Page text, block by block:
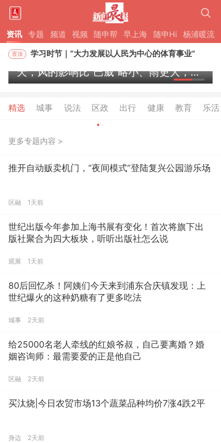
资讯 专题 频道 视频 随申帮 早上海 随申Hi 杨浦暖流
时政专题片丨奋力开创中国式现代化建设新局面——习近平总书记今年以来治国理政纪实
学习·知行丨总书记点赞的非遗苗绣焕发新生机
学习时节｜“大力发展以人民为中心的体育事业”
时政专题片丨奋力开创中国式现代化建设新局面——习近平总书记今年以来治国理政纪实
“白海豚”外围环流已吹到上海！未来四
天，风的影响比“巴威”略小、雨更大，气
温也要降了……
精选 城事 说法 区政 出行 健康 教育 乐活
更多专题内容 >
推开自动贩卖机门，“夜间模式”登陆复兴公园游乐场
区融 1天前
世纪出版今年参加上海书展有变化！首次将旗下出
版社聚合为四大板块，听听出版社怎么说
观展 1天前
80后回忆杀！阿姨们今天来到浦东合庆镇发现：上
世纪爆火的这种奶糖有了更多吃法
城事 2天前
给25000名老人牵线的红娘爷叔，自己要离婚？婚
姻咨询师：最需要爱的正是他自己
区融 2天前
买汰烧|今日农贸市场13个蔬菜品种均价7涨4跌2平
身边 2天前